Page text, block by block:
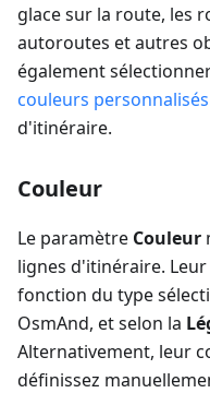
glace sur la route, les
autoroutes et autres
également
couleurs personnalisés
d'itinéraire.
Couleur
Le paramètre Couleur
lignes d'itinéraire.
fonction du type
OsmAnd, et selon la
Alternativement, leur
définissez